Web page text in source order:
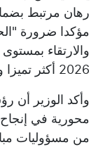
رهان مرتبط
مؤكدا ضرورة
والارتقاء
2026 أكثر تميزا ونجاعة من سابقاتها".
وأكد الوزير أن
محورية في
من مسؤوليات